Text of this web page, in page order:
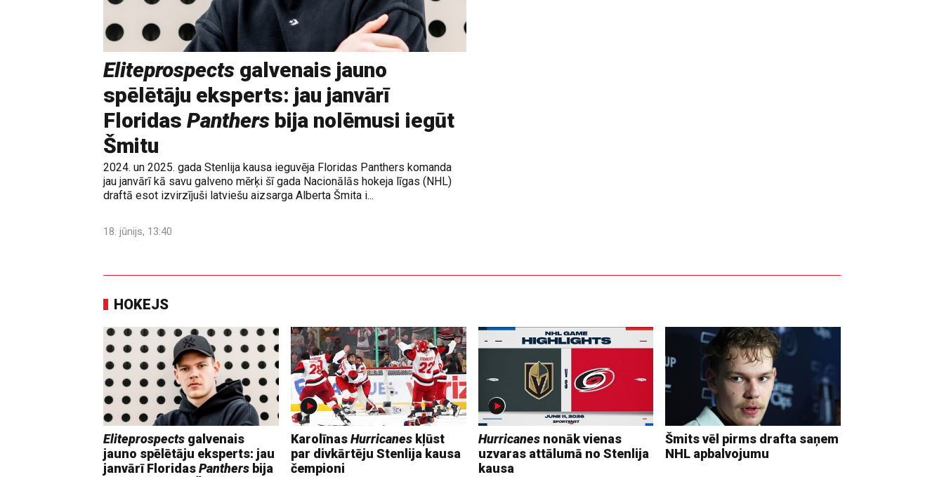
Eliteprospects galvenais jauno
spēlētāju eksperts: jau janvārī
Floridas Panthers bija nolēmusi iegūt
Šmitu
2024. un 2025. gada Stenlija kausa ieguvēja Floridas Panthers komanda
jau janvārī kā savu galveno mērķi šī gada Nacionālās hokeja līgas (NHL)
draftā esot izvirzījuši latviešu aizsarga Alberta Šmita i...
18. jūnijs, 13:40
HOKEJS
Eliteprospects galvenais
jauno spēlētāju eksperts: jau
janvārī FloridasPanthers bija
KarolīnasHurricaneskļūst
par divkārtēju Stenlija kausa
čempioni
Hurricanesnonāk vienas
uzvaras attālumā no Stenlija
kausa
Šmits vēl pirms drafta saņem
NHL apbalvojumu